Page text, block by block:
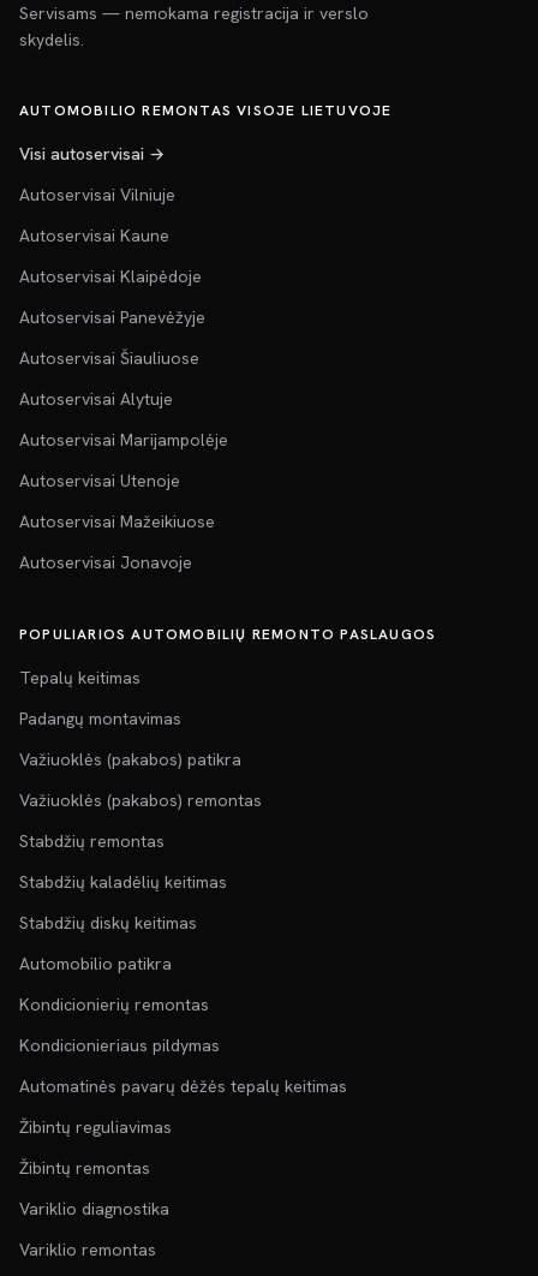
Servisams — nemokama registracija ir verslo
skydelis.
AUTOMOBILIO REMONTAS VISOJE LIETUVOJE
Visi autoservisai →
Autoservisai Vilniuje
Autoservisai Kaune
Autoservisai Klaipėdoje
Autoservisai Panevėžyje
Autoservisai Šiauliuose
Autoservisai Alytuje
Autoservisai Marijampolėje
Autoservisai Utenoje
Autoservisai Mažeikiuose
Autoservisai Jonavoje
POPULIARIOS AUTOMOBILIŲ REMONTO PASLAUGOS
Tepalų keitimas
Padangų montavimas
Važiuoklės (pakabos) patikra
Važiuoklės (pakabos) remontas
Stabdžių remontas
Stabdžių kaladėlių keitimas
Stabdžių diskų keitimas
Automobilio patikra
Kondicionierių remontas
Kondicionieriaus pildymas
Automatinės pavarų dėžės tepalų keitimas
Žibintų reguliavimas
Žibintų remontas
Variklio diagnostika
Variklio remontas